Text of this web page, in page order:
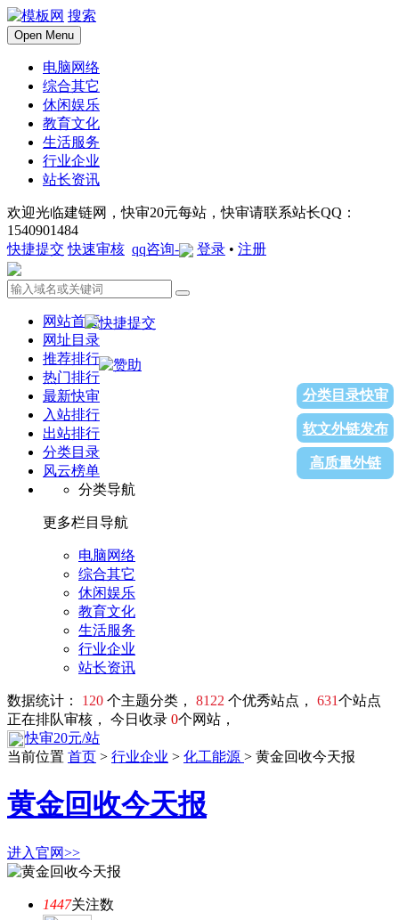
搜索
Open Menu
电脑网络
综合其它
休闲娱乐
教育文化
生活服务
行业企业
站长资讯
欢迎光临建链网，快审20元每站，快审请联系站长QQ：
1540901484
快捷提交 快速审核 qq咨询- 登录 • 注册
网站首页
网址目录
推荐排行
热门排行
最新快审
入站排行
出站排行
分类目录
风云榜单
分类导航
更多栏目导航
电脑网络
综合其它
休闲娱乐
教育文化
生活服务
行业企业
站长资讯
数据统计： 120 个主题分类， 8122 个优秀站点， 631个站点
正在排队审核， 今日收录 0个网站，
快审20元/站
分类目录快审
软文外链发布
高质量外链
当前位置 首页 > 行业企业 > 化工能源 > 黄金回收今天报
黄金回收今天报
进入官网>>
1447关注数